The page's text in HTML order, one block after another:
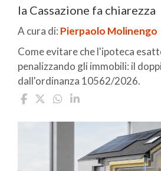
la Cassazione fa chiarezza
A cura di: Pierpaolo Molinengo
Come evitare che l'ipoteca
penalizzando gli immobili: il
dall'ordinanza 10562/2026.